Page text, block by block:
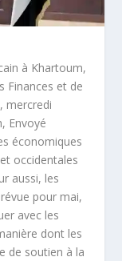
à Khartoum,
Finances et de
mercredi
Envoyé
économiques
occidentales
aussi, les
pour mai,
avec les
dont les
de soutien à la